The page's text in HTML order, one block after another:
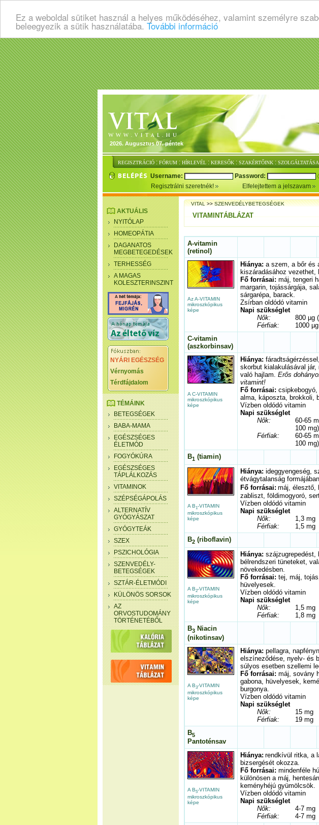
Ez a weboldal sütiket használ a helyes működéséhez, valamint személyre
beleegyezik a sütik használatába. További információ
2026. Augusztus 07. péntek
REGISZTRÁCIÓ : FÓRUM : HÍRLEVÉL : KERESŐK : SZAKÉRTŐINK :
Username: Password:
Regisztrálni szeretnék!
Elfelejtettem a jelszavam
AKTUÁLIS
NYITÓLAP
HOMEOPÁTIA
DAGANATOS
MEGBETEGEDÉSEK
TERHESSÉG
A MAGAS
KOLESZTERINSZINT
NYÁRI EGÉSZSÉG
Vérnyomás
Térdfájdalom
TÉMÁINK
BETEGSÉGEK
BABA-MAMA
EGÉSZSÉGES
ÉLETMÓD
FOGYÓKÚRA
EGÉSZSÉGES
TÁPLÁLKOZÁS
VITAMINOK
SZÉPSÉGÁPOLÁS
ALTERNATÍV
GYÓGYÁSZAT
GYÓGYTEÁK
SZEX
PSZICHOLÓGIA
SZENVEDÉLY-
BETEGSÉGEK
SZTÁR-ÉLETMÓDI
KÜLÖNÖS SORSOK
AZ
ORVOSTUDOMÁNY
TÖRTÉNETÉBŐL
VITAL>>SZENVEDÉLYBETEGSÉGEK
VITAMINTÁBLÁZAT
A-vitamin
(retinol)
Az A-VITAMIN
mikroszkópikus
képe
Hiánya: a szem, a bőr és
kiszáradásához vezethet,
Fő forrásai: máj, tengeri
margarin, tojássárgája,
sárgarépa, barack.
Zsírban oldódó vitamin
Napi szükséglet
Nők:
800 µg
Férfiak:
1000 µg
C-vitamin
(aszkorbinsav)
A C-VITAMIN
mikroszkópikus
képe
Hiánya:
skorbut kialakulásával
való hajlam. Erős
vitamint!
Fő forrásai:
alma, káposzta, brokkoli,
Vízben oldódó vitamin
Napi szükséglet
Nők:
60-65
100 mg)
Férfiak:
60-65
100 mg)
B1 (tiamin)
A B1-VITAMIN
mikroszkópikus
képe
Hiánya: ideggyengeség,
étvágytalanság
Fő forrásai: máj, élesztő,
zabliszt, földimogyoró,
Vízben oldódó vitamin
Napi szükséglet
Nők:
1,3 mg
Férfiak:
1,5 mg
B2 (riboflavin)
A B2-VITAMIN
mikroszkópikus
képe
Hiánya: szájzugrepedést,
bélrendszeri tüneteket,
növekedésben.
Fő forrásai: tej, máj,
hüvelyesek.
Vízben oldódó vitamin
Napi szükséglet
Nők:
1,5 mg
Férfiak:
1,8 mg
B3 Niacin
(nikotinsav)
A B3-VITAMIN
mikroszkópikus
képe
Hiánya: pellagra,
elszíneződése, nyelv- és
súlyos esetben szellemi
Fő forrásai: máj, sovány
gabona, hüvelyesek,
burgonya.
Vízben oldódó vitamin
Napi szükséglet
Nők:
15 mg
Férfiak:
19 mg
B5
Pantoténsav
A B5-VITAMIN
mikroszkópikus
képe
Hiánya: rendkívül ritka, a
bizsergését okozza.
Fő forrásai: mindenféle
különösen a máj,
keményhéjú gyümölcsök.
Vízben oldódó vitamin
Napi szükséglet
Nők:
4-7 mg
Férfiak:
4-7 mg